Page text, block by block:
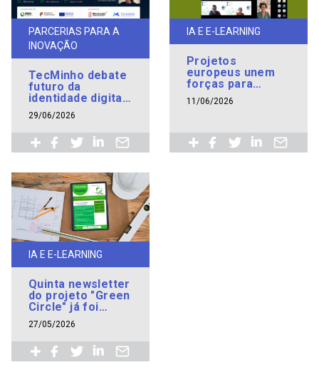
PARCERIAS PARA A
INOVAÇÃO
TecMinho debate
futuro da
identidade digital
no webinar “Quem
é Você na
29/06/2026
IA E E-LEARNING
Projetos
europeus unem
forças para
promover as
microcredenciais
da Europa
11/06/2026
IA E E-LEARNING
Quinta newsletter
do projeto "Green
Circle" já foi
lançada
27/05/2026